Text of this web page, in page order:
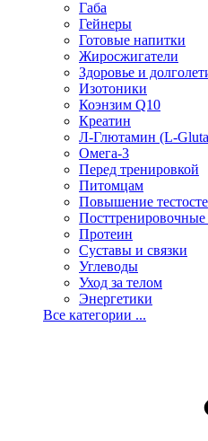
Габа
Гейнеры
Готовые напитки
Жиросжигатели
Здоровье и
Изотоники
Коэнзим Q10
Креатин
Л-Глютамин (L-
Омега-3
Перед тренировкой
Питомцам
Повышение
Протеин
Суставы и связки
Углеводы
Уход за телом
Энергетики
Все категории ...